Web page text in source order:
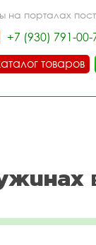
на порталах
+7 (930) 791-00-
товаров